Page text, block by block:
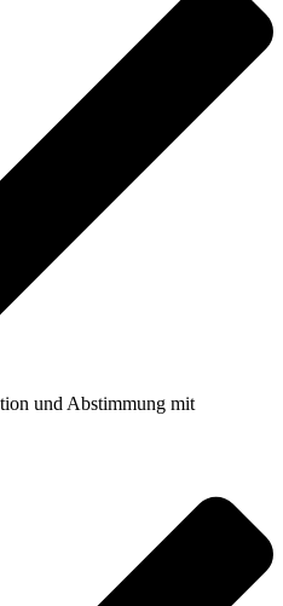
und Abstimmung mit